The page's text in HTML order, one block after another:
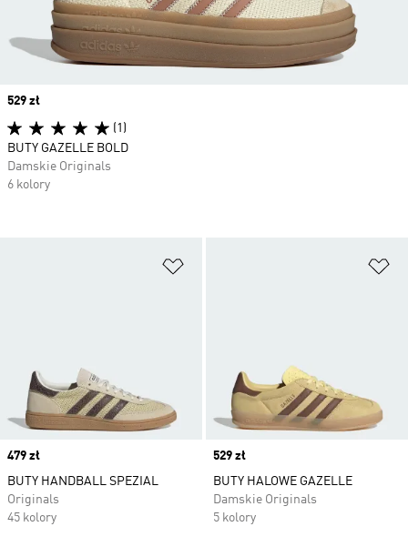
Price
479 zł
BUTY HANDBALL SPEZIAL
Originals
45 kolory
Price
529 zł
BUTY HALOWE GAZELLE
Damskie Originals
5 kolory
Price
529 zł
(1)
BUTY GAZELLE BOLD
Damskie Originals
6 kolory